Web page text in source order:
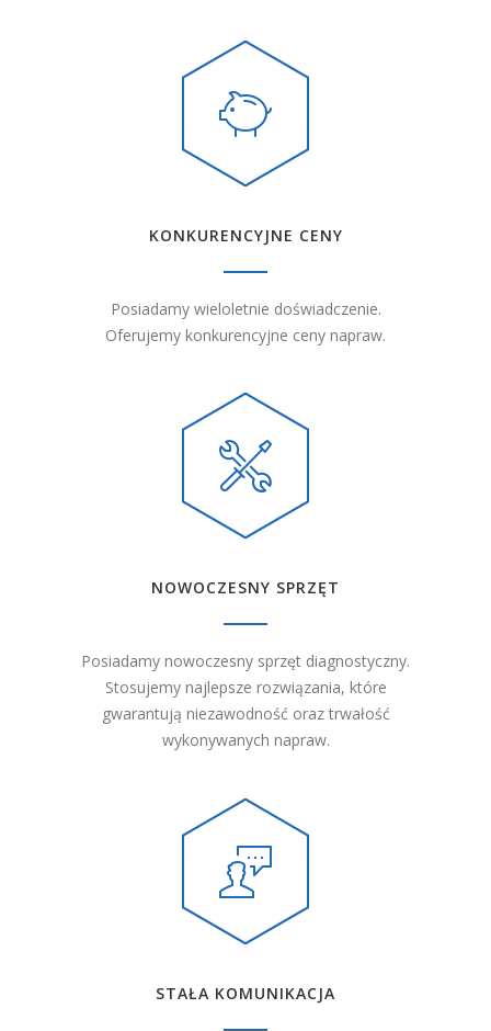
KONKURENCYJNE CENY
Posiadamy wieloletnie doświadczenie.
Oferujemy konkurencyjne ceny napraw.
NOWOCZESNY SPRZĘT
Posiadamy nowoczesny sprzęt diagnostyczny.
Stosujemy najlepsze rozwiązania, które
gwarantują niezawodność oraz trwałość
wykonywanych napraw.
STAŁA KOMUNIKACJA